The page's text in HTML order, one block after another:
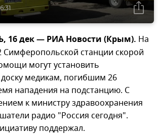
дек — РИА Новости (Крым). На
станции скорой
могут установить
медикам, погибшим 26
нападения на подстанцию. С
к министру здравоохранения
радио "Россия сегодня".
поддержал.